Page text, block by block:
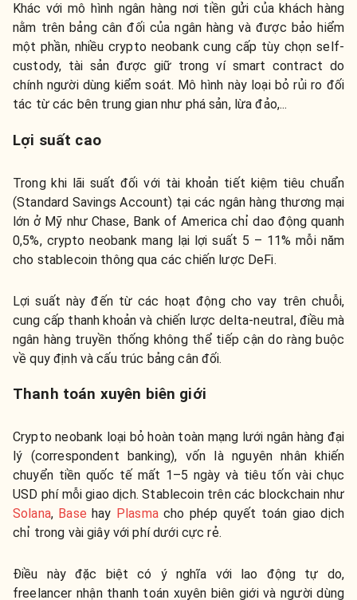
Khác với mô hình ngân hàng nơi tiền gửi của khách hàng
nằm trên bảng cân đối của ngân hàng và được bảo hiểm
một phần, nhiều crypto neobank cung cấp tùy chọn self-
custody, tài sản được giữ trong ví smart contract do
chính người dùng kiểm soát. Mô hình này loại bỏ rủi ro đối
tác từ các bên trung gian như phá sản, lừa đảo,...
Lợi suất cao
Trong khi lãi suất đối với tài khoản tiết kiệm tiêu chuẩn
(Standard Savings Account) tại các ngân hàng thương mại
lớn ở Mỹ như Chase, Bank of America chỉ dao động quanh
0,5%, crypto neobank mang lại lợi suất 5 – 11% mỗi năm
cho stablecoin thông qua các chiến lược DeFi.
Lợi suất này đến từ các hoạt động cho vay trên chuỗi,
cung cấp thanh khoản và chiến lược delta-neutral, điều mà
ngân hàng truyền thống không thể tiếp cận do ràng buộc
về quy định và cấu trúc bảng cân đối.
Thanh toán xuyên biên giới
Crypto neobank loại bỏ hoàn toàn mạng lưới ngân hàng đại
lý (correspondent banking), vốn là nguyên nhân khiến
chuyển tiền quốc tế mất 1–5 ngày và tiêu tốn vài chục
USD phí mỗi giao dịch. Stablecoin trên các blockchain như
Solana, Base hay Plasmacho phép quyết toán giao dịch
chỉ trong vài giây với phí dưới cực rẻ.
Điều này đặc biệt có ý nghĩa với lao động tự do,
freelancer nhận thanh toán xuyên biên giới và người dùng